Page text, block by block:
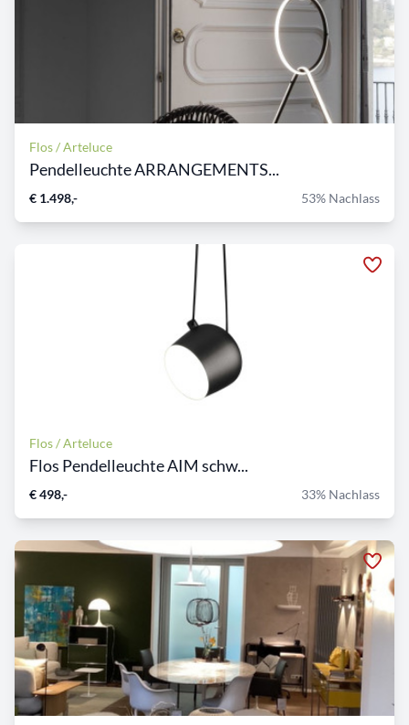
Flos / Arteluce
Pendelleuchte ARRANGEMENTS...
€ 1.498,- 53% Nachlass
Flos / Arteluce
Flos Pendelleuchte AIM schw...
€ 498,- 33% Nachlass